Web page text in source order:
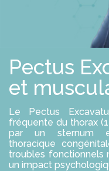
I
O
N
S
P
R
O
F
E
S
Pectus
et
Le Pectus
fréquente du thorax
par un sternum
thoracique
troubles fonctionnels
un impact